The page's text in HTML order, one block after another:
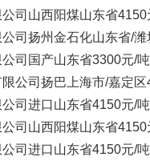
司 山西阳煤山东省4150
司 扬州金石化山东省/潍
司 国产山东省3300元/吨
公司 扬巴 上海市/嘉定区
司 进口山东省4150元/吨
司 山西阳煤山东省4150
司 进口山东省4150元/吨